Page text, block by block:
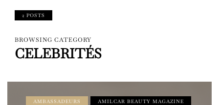
2 POSTS
BROWSING CATEGORY
CELEBRITÉS
AMBASSADEURS
AMILCAR BEAUTY MAGAZINE